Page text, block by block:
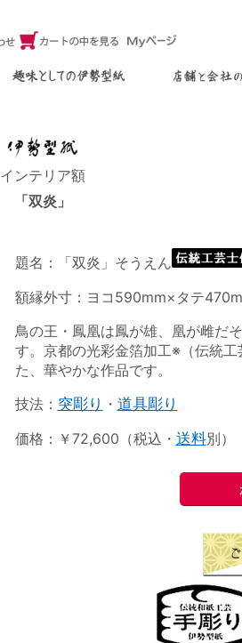
インテリア額
「双炎」
題名：「双炎」そうえん
額縁外寸：ヨコ590mm×タテ
鳥の王・鳳凰は鳳が雄、凰が雌だ
す。京都の光彩金箔加工※（伝統
た、華やかな作品です。
技法： 突彫り ・ 道具彫り
価格：￥72,600（税込・ 送料別）